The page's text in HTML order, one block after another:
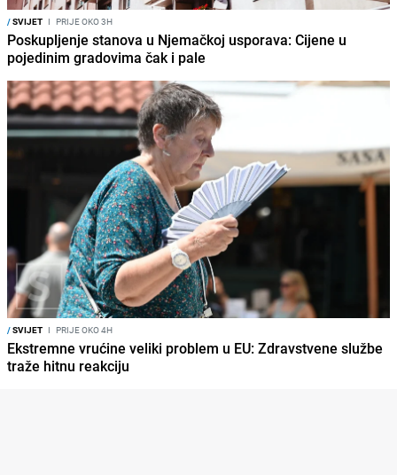
/SVIJET I PRIJE OKO 3H
Poskupljenje stanova u Njemačkoj usporava: Cijene u
pojedinim gradovima čak i pale
/SVIJET I PRIJE OKO 4H
Ekstremne vrućine veliki problem u EU: Zdravstvene službe
traže hitnu reakciju